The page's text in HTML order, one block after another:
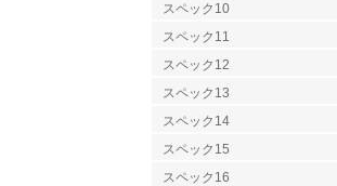
スペック10
スペック11
スペック12
スペック13
スペック14
スペック15
スペック16